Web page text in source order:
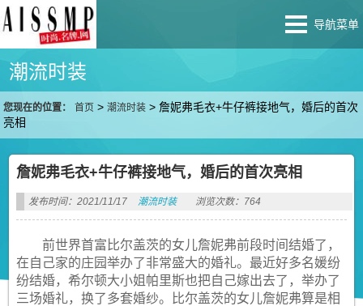
导航菜单
潮流时装
您现在的位置： 首页 >潮流时装 >詹妮弗毛衣+牛仔裤接地气，婚后的首次
亮相
詹妮弗毛衣+牛仔裤接地气，婚后的首次亮相
发布时间：2021/11/17 潮流时装 浏览次数：764
前世界首富比尔盖茨的女儿詹妮弗前段时间结婚了，
在自己家的庄园举办了非常盛大的婚礼。最近好多名媛纷
纷结婚，希尔顿大小姐帕里斯也把自己嫁出去了，举办了
三场婚礼，换了多套婚纱。比尔盖茨的女儿詹妮弗算是相